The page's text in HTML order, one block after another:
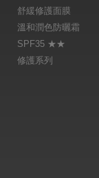
舒緩修護面膜
溫和潤色防曬霜
SPF35 ★★
修護系列